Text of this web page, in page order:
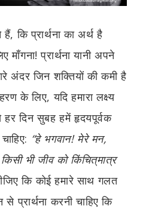
कि प्रार्थना का अर्थ है
माँगना! प्रार्थना यानी अपने
अंदर जिन शक्तियों की कमी है
के लिए, यदि हमारा लक्ष्य
दिन सुबह हमें हृदयपूर्वक
“हे भगवान! मेरे मन,
भी जीव को किंचित्‌मात्र
कि कोई हमारे साथ गलत
प्रार्थना करनी चाहिए कि